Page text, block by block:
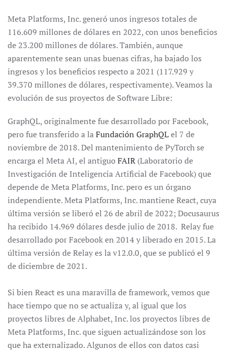
Meta Platforms, Inc. generó unos ingresos totales de
116.609 millones de dólares en 2022, con unos beneficios
de 23.200 millones de dólares. También, aunque
aparentemente sean unas buenas cifras, ha bajado los
ingresos y los beneficios respecto a 2021 (117.929 y
39.370 millones de dólares, respectivamente). Veamos la
evolución de sus proyectos de Software Libre:
GraphQL, originalmente fue desarrollado por Facebook,
pero fue transferido a laFundación GraphQLel 7 de
noviembre de 2018. Del mantenimiento de PyTorch se
encarga el Meta AI, el antiguo FAIR (Laboratorio de
Investigación de Inteligencia Artificial de Facebook) que
depende de Meta Platforms, Inc. pero es un órgano
independiente. Meta Platforms, Inc. mantiene React, cuya
última versión se liberó el 26 de abril de 2022; Docusaurus
ha recibido 14.969 dólares desde julio de 2018. Relay fue
desarrollado por Facebook en 2014 y liberado en 2015. La
última versión de Relay es la v12.0.0, que se publicó el 9
de diciembre de 2021.
Si bien React es una maravilla de framework, vemos que
hace tiempo que no se actualiza y, al igual que los
proyectos libres de Alphabet, Inc. los proyectos libres de
Meta Platforms, Inc. que siguen actualizándose son los
que ha externalizado. Algunos de ellos con datos casi